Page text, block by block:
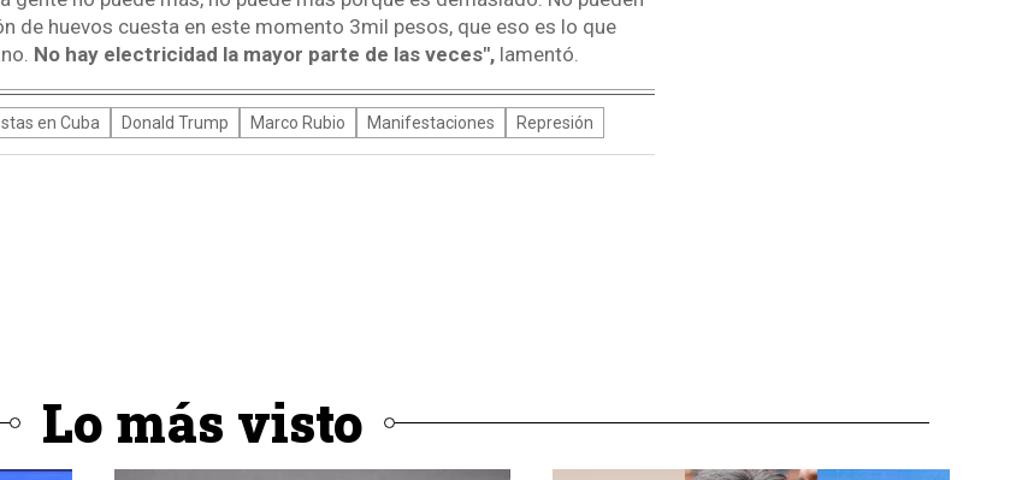
de huevos cuesta en este momento 3mil pesos, que eso es lo que
No hay electricidad la mayor parte de las veces",lamentó.
en Cuba Donald Trump Marco Rubio Manifestaciones Represión
Lo más visto